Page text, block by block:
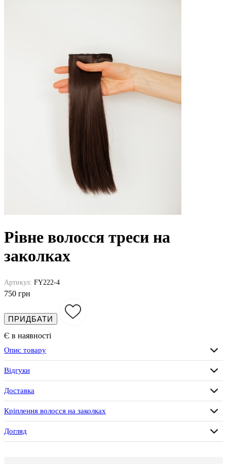
Рівне волосся треси на
заколках
Артикул: FY222-4
750 грн
ПРИДБАТИ
Є в наявності
Опис товару
Відгуки
Доставка
Кріплення волосся на заколках
Догляд